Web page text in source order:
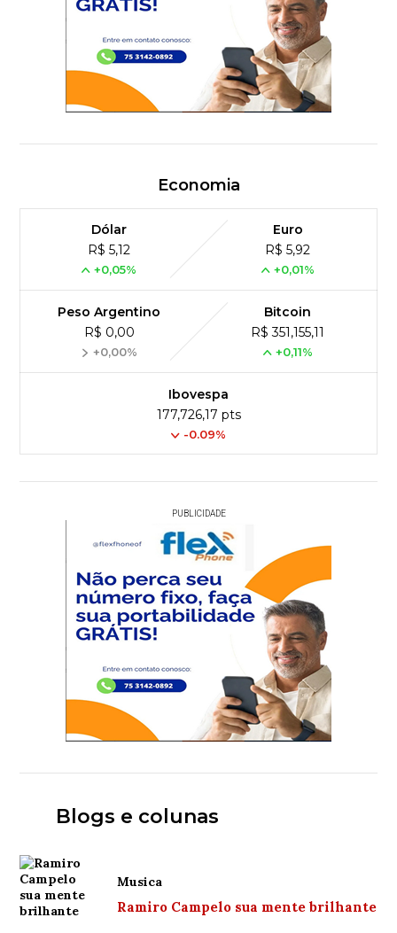
Economia
Dólar
R$ 5,12
+0,05%
Euro
R$ 5,92
+0,01%
Peso Argentino
R$ 0,00
+0,00%
Bitcoin
R$ 351,155,11
+0,11%
Ibovespa
177,726,17 pts
-0.09%
PUBLICIDADE
Blogs e colunas
Musica
Ramiro Campelo sua mente brilhante